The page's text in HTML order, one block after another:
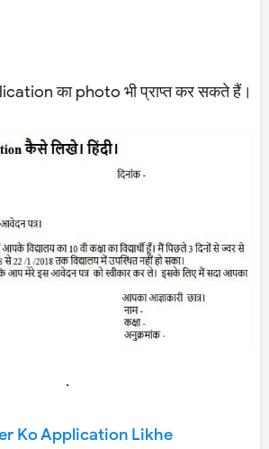
का photo भी प्राप्त कर सकते हैं।
.
Ko Application Likhe